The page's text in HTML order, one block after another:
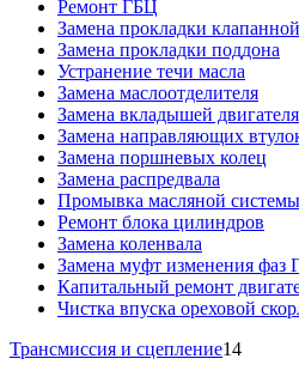
Ремонт ГБЦ
Замена прокладки
Замена прокладки поддона
Устранение течи масла
Замена маслоотделителя
Замена вкладышей двигателя
Замена направляющих
Замена поршневых колец
Замена распредвала
Промывка масляной системы
Ремонт блока цилиндров
Замена коленвала
Замена муфт изменения фаз
Капитальный ремонт
Чистка впуска ореховой
Трансмиссия и сцепление14